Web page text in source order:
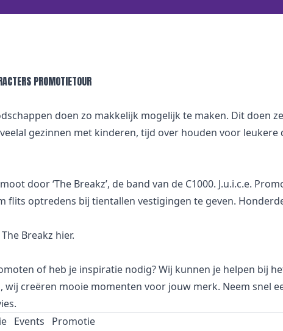
PROMOTIETOUR
doen zo makkelijk mogelijk te maken. Dit doen
gezinnen met kinderen, tijd over houden voor
door ‘The Breakz’, de band van de C1000. J.u.i.c.e.
flits optredens bij tientallen vestigingen te geven.
Breakz hier.
of heb je inspiratie nodig? Wij kunnen je helpen bij
wij creëren mooie momenten voor jouw merk. Neem snel
Events
Promotie